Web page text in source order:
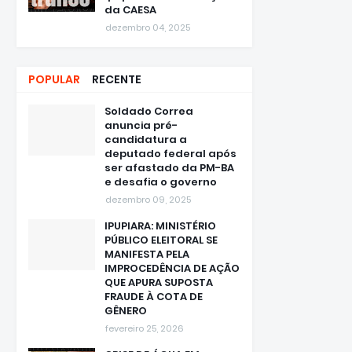
da CAESA
dezembro 04, 2025
POPULAR RECENTE
Soldado Correa
anuncia pré-
candidatura a
deputado federal após
ser afastado da PM-BA
e desafia o governo
dezembro 09, 2025
IPUPIARA: MINISTÉRIO
PÚBLICO ELEITORAL SE
MANIFESTA PELA
IMPROCEDÊNCIA DE AÇÃO
QUE APURA SUPOSTA
FRAUDE À COTA DE
GÊNERO
fevereiro 25, 2026